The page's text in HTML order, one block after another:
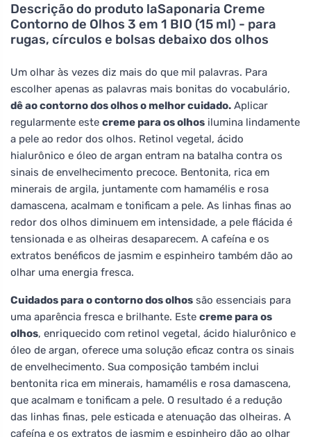
Descrição do produto laSaponaria Creme
Contorno de Olhos 3 em 1 BIO (15 ml) - para
rugas, círculos e bolsas debaixo dos olhos
Um olhar às vezes diz mais do que mil palavras. Para
escolher apenas as palavras mais bonitas do vocabulário,
dê ao contorno dos olhos o melhor cuidado. Aplicar
regularmente este creme para os olhos ilumina lindamente
a pele ao redor dos olhos. Retinol vegetal, ácido
hialurônico e óleo de argan entram na batalha contra os
sinais de envelhecimento precoce. Bentonita, rica em
minerais de argila, juntamente com hamamélis e rosa
damascena, acalmam e tonificam a pele. As linhas finas ao
redor dos olhos diminuem em intensidade, a pele flácida é
tensionada e as olheiras desaparecem. A cafeína e os
extratos benéficos de jasmim e espinheiro também dão ao
olhar uma energia fresca.
Cuidados para o contorno dos olhos são essenciais para
uma aparência fresca e brilhante. Este creme para os
olhos, enriquecido com retinol vegetal, ácido hialurônico e
óleo de argan, oferece uma solução eficaz contra os sinais
de envelhecimento. Sua composição também inclui
bentonita rica em minerais, hamamélis e rosa damascena,
que acalmam e tonificam a pele. O resultado é a redução
das linhas finas, pele esticada e atenuação das olheiras. A
cafeína e os extratos de jasmim e espinheiro dão ao olhar